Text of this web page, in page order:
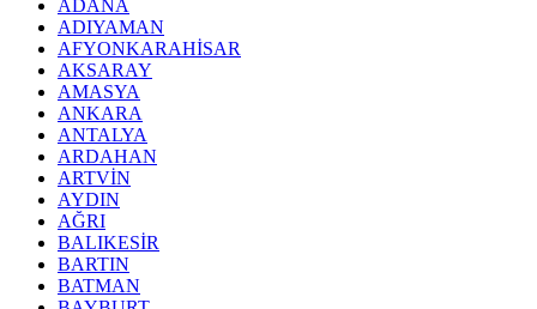
ADANA
ADIYAMAN
AFYONKARAHİSAR
AKSARAY
AMASYA
ANKARA
ANTALYA
ARDAHAN
ARTVİN
AYDIN
AĞRI
BALIKESİR
BARTIN
BATMAN